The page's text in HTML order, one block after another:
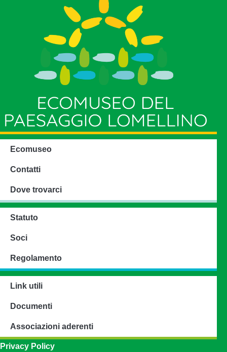
Ecomuseo
Contatti
Dove trovarci
Statuto
Soci
Regolamento
Link utili
Documenti
Associazioni aderenti
Privacy Policy